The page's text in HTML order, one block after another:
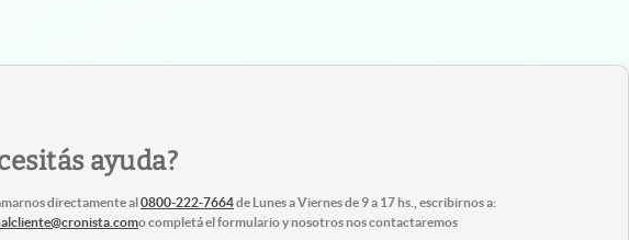
ayuda?
directamente al0800-222-7664de Lunes a Viernes de 9 a 17 hs., escribirnos a:
o completá el formulario y nosotros nos contactaremos